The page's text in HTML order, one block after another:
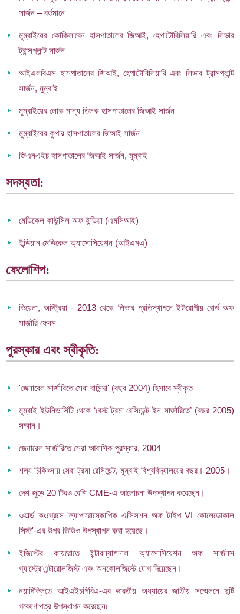
সার্জন – বর্তমানে
মুম্বাইয়ের কোকিলাবেন হাসপাতালের জিআই, হেপাটোবিলিয়ারি এবং লিভার
ট্রান্সপ্লান্ট সার্জন
আইএলবিএস হাসপাতালের জিআই, হেপাটোবিলিয়ারি এবং লিভার ট্রান্সপ্লান্ট
সার্জন, মুম্বাই
মুম্বাইয়ের লোক মান্য তিলক হাসপাতালের জিআই সার্জন
মুম্বাইয়ের কুপার হাসপাতালের জিআই সার্জন
জিএনএইচ হাসপাতালের জিআই সার্জন, মুম্বাই
সদস্যতা:
মেডিকেল কাউন্সিল অফ ইন্ডিয়া (এমসিআই)
ইন্ডিয়ান মেডিকেল অ্যাসোসিয়েশন (আইএমএ)
ফেলোশিপ:
ভিয়েনা, অস্ট্রিয়া - 2013 থেকে লিভার প্রতিস্থাপনে ইউরোপীয় বোর্ড অফ
সার্জারি ফেবস
পুরস্কার এবং স্বীকৃতি:
'জেনারেল সার্জারিতে সেরা বাসিন্দা' (বছর 2004) হিসাবে স্বীকৃত
মুম্বাই ইউনিভার্সিটি থেকে ‘বেস্ট ট্রমা রেসিডেন্ট ইন সার্জারিতে’ (বছর 2005)
সম্মান।
জেনারেল সার্জারিতে সেরা আবাসিক পুরস্কার, 2004
শল্য চিকিৎসায় সেরা ট্রমা রেসিডেন্ট, মুম্বাই বিশ্ববিদ্যালয়ের বছর। 2005।
দেশ জুড়ে 20 টিরও বেশি CME-এ আলোচনা উপস্থাপন করেছেন।
ওয়ার্ল্ড কংগ্রেসে 'ল্যাপারোস্কোপিক এক্সিসশন অফ টাইপ VI কোলেডোকাল
সিস্ট'-এর উপর ভিডিও উপস্থাপন করা হয়েছে।
ইজিপ্টের কায়রোতে ইন্টারন্যাশনাল অ্যাসোসিয়েশন অফ সার্জনস
গ্যাস্ট্রোএন্টারোলজিস্ট এবং অনকোলজিস্টে যোগ দিয়েছেন।
নয়াদিল্লিতে আইএইচপিবিএ-এর ভারতীয় অধ্যায়ের জাতীয় সম্মেলনে দুটি
গবেষণাপত্র উপস্থাপন করেছেন৷